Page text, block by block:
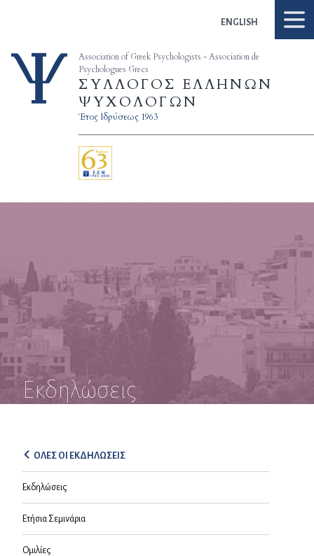
ENGLISH
Association of Greek Psychologists - Association de
Psychologues Grecs
ΣΥΛΛΟΓΟΣ ΕΛΛΗΝΩΝ
ΨΥΧΟΛΟΓΩΝ
Έτος Ιδρύσεως 1963
Εκδηλώσεις
ΟΛΕΣ ΟΙ ΕΚΔΗΛΩΣΕΙΣ
Εκδηλώσεις
Ετήσια Σεμινάρια
Ομιλίες